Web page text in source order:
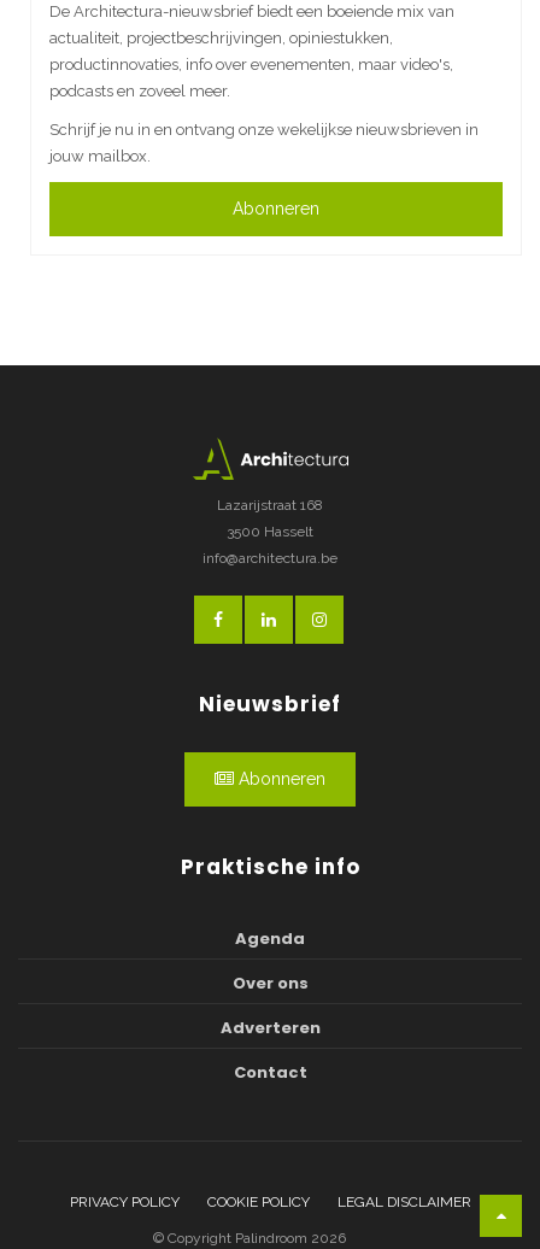
De Architectura-nieuwsbrief biedt een boeiende mix van
actualiteit, projectbeschrijvingen, opiniestukken,
productinnovaties, info over evenementen, maar video's,
podcasts en zoveel meer.
Schrijf je nu in en ontvang onze wekelijkse nieuwsbrieven in
jouw mailbox.
Abonneren
Lazarijstraat 168
3500 Hasselt
info@architectura.be
Nieuwsbrief
Abonneren
Praktische info
Agenda
Over ons
Adverteren
Contact
PRIVACY POLICY COOKIE POLICY LEGAL DISCLAIMER
© Copyright Palindroom 2026